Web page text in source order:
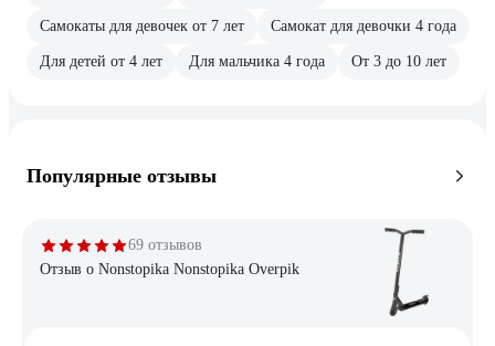
Самокаты для девочек от 7 лет Самокат для девочки 4 года
Для детей от 4 лет Для мальчика 4 года От 3 до 10 лет
Популярные отзывы
69 отзывов
Отзыв о Nonstopika Nonstopika Overpik